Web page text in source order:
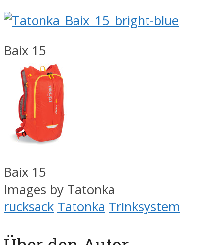
Baix 15
Baix 15
Images by Tatonka
rucksack Tatonka Trinksystem